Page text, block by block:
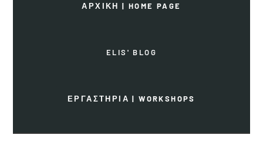
ΑΡΧΙΚΗ | HOME PAGE
ELIS' BLOG
ΕΡΓΑΣΤΗΡΙΑ | WORKSHOPS